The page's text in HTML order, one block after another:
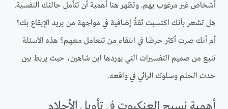
أشخاص غير مرغوب بهم. وتظهر هنا أهمية أن تتأمل حالتك النفسية.
هل تشعر بأنك اكتسبت ثقةً إضافية في مواجهة من يريد الإيقاع بك؟
أم أنك صرت أكثر حرصًا في انتقاء من تتعامل معهم؟ هذه الأسئلة
تنبع من صميم التفسيرات التي يوردها ابن شاهين، حيث يربط بين
حدث الحلم وسلوك الرائي في واقعه.